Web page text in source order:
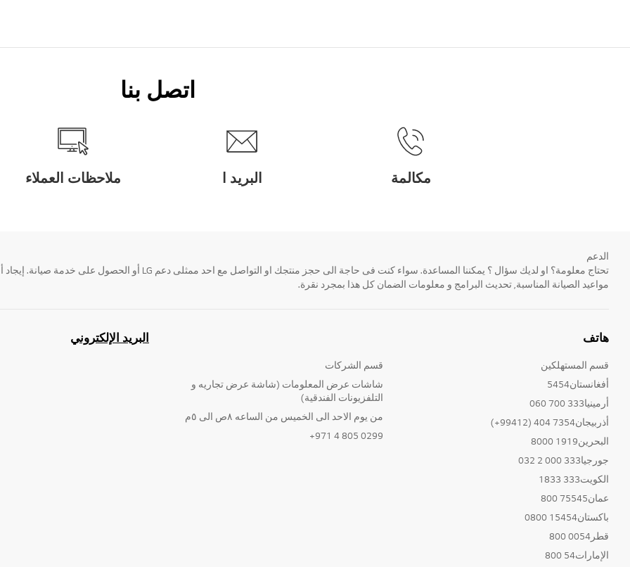
اتصل بنا
مكالمة البريد ا ملاحظات العملاء
الدعم
مواعيد الصيانة المناسبة, تحديث البرامج و معلومات الضمان كل هذا بمجرد نقرة.
هاتف
قسم المستهلكين
أفغانستان5454
أرمينيا333 700 060
أذربيجان7354 404 (99412+)
البحرين1919 8000
جورجيا333 000 2 032
الكويت333 1833
عمان75545 800
باكستان15454 0800
قطر0054 800
الإمارات54 800
قسم الشركات
شاشات عرض المعلومات (شاشة عرض تجاريه و
التلفزيونات الفندقية)
من يوم الاحد الى الخميس من الساعه ٨ص الى ٥م
0299 805 4 971+
البريد الإلكتروني